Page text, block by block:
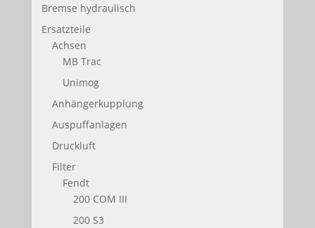
Bremse hydraulisch
Ersatzteile
Achsen
MB Trac
Unimog
Anhängerkupplung
Auspuffanlagen
Druckluft
Filter
Fendt
200 COM III
200 S3